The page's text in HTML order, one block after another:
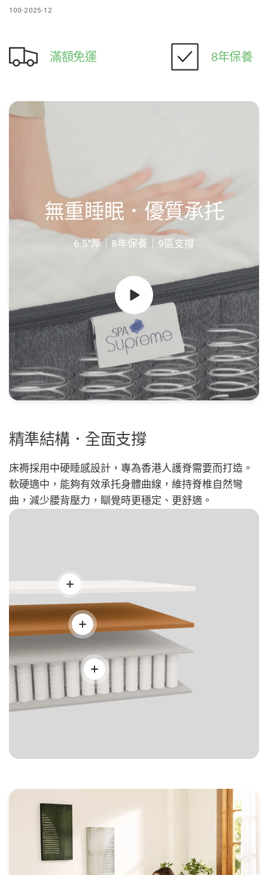
100-2025-12
滿額免運 8年保養
無重睡眠．優質承托
6.5"厚｜8年保養｜9區支撐
精準結構．全面支撐
床褥採用中硬睡感設計，專為香港人護脊需要而打造。
軟硬適中，能夠有效承托身體曲線，維持脊椎自然彎
曲，減少腰背壓力，瞓覺時更穩定、更舒適。